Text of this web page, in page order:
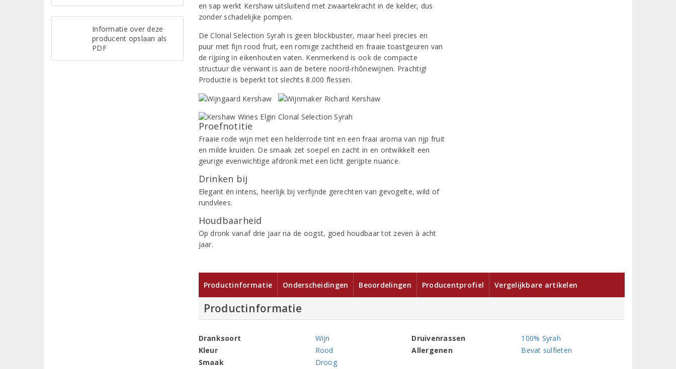
Informatie over deze
producent opslaan als
PDF
en sap werkt Kershaw uitsluitend met zwaartekracht in de kelder, dus
zonder schadelijke pompen.
De Clonal Selection Syrah is geen blockbuster, maar heel precies en
puur met fijn rood fruit, een romige zachtheid en fraaie toastgeuren van
de rijping in eikenhouten vaten. Kenmerkend is ook de compacte
structuur die verwant is aan de betere noord-rhônewijnen. Prachtig!
Productie is beperkt tot slechts 8.000 flessen.
Proefnotitie
Fraaie rode wijn met een helderrode tint en een fraai aroma van rijp fruit
en milde kruiden. De smaak zet soepel en zacht in en ontwikkelt een
geurige evenwichtige afdronk met een licht gerijpte nuance.
Drinken bij
Elegant én intens, heerlijk bij verfijnde gerechten van gevogelte, wild of
rundvlees.
Houdbaarheid
Op dronk vanaf drie jaar na de oogst, goed houdbaar tot zeven à acht
jaar.
Productinformatie Onderscheidingen Beoordelingen Producentprofiel Vergelijkbare artikelen
Productinformatie
Dranksoort
Wijn
Kleur
Rood
Smaak
Droog
Druivenrassen
100% Syrah
Allergenen
Bevat sulfieten